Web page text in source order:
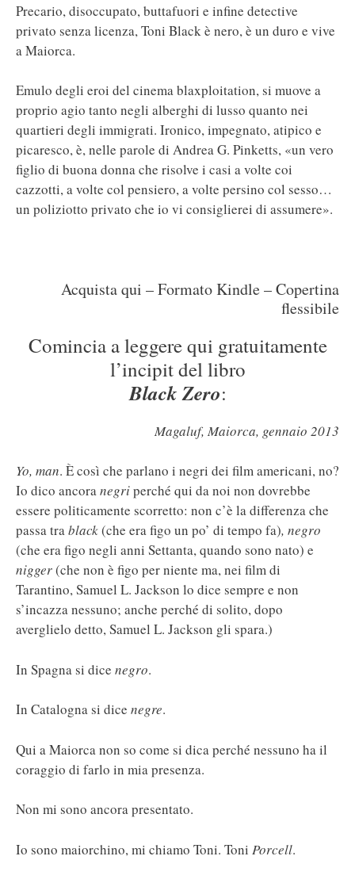
Precario, disoccupato, buttafuori e infine detective
privato senza licenza, Toni Black è nero, è un duro e vive
a Maiorca.
Emulo degli eroi del cinema blaxploitation, si muove a
proprio agio tanto negli alberghi di lusso quanto nei
quartieri degli immigrati. Ironico, impegnato, atipico e
picaresco, è, nelle parole di Andrea G. Pinketts, «un vero
figlio di buona donna che risolve i casi a volte coi
cazzotti, a volte col pensiero, a volte persino col sesso…
un poliziotto privato che io vi consiglierei di assumere».
Acquista qui – Formato Kindle – Copertina
flessibile
Comincia a leggere qui gratuitamente
l’incipit del libro
Black Zero:
Magaluf, Maiorca, gennaio 2013
Yo, man. È così che parlano i negri dei film americani, no?
Io dico ancoranegriperché qui da noi non dovrebbe
essere politicamente scorretto: non c’è la differenza che
passa trablack(che era figo un po’ di tempo fa), negro
(che era figo negli anni Settanta, quando sono nato) e
nigger(che non è figo per niente ma, nei film di
Tarantino, Samuel L. Jackson lo dice sempre e non
s’incazza nessuno; anche perché di solito, dopo
averglielo detto, Samuel L. Jackson gli spara.)
In Spagna si dice negro.
In Catalogna si dice negre.
Qui a Maiorca non so come si dica perché nessuno ha il
coraggio di farlo in mia presenza.
Non mi sono ancora presentato.
Io sono maiorchino, mi chiamo Toni. Toni Porcell.